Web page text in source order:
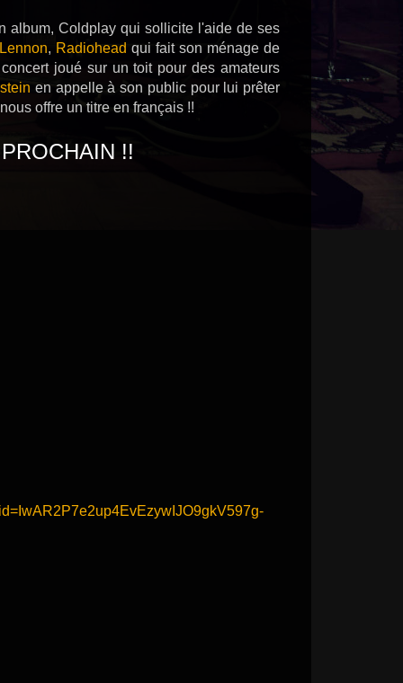
album, Coldplay qui sollicite l'aide de ses
, Radiohead qui fait son ménage de
joué sur un toit pour des amateurs
en appelle à son public pour lui prêter
offre un titre en français !!
!!